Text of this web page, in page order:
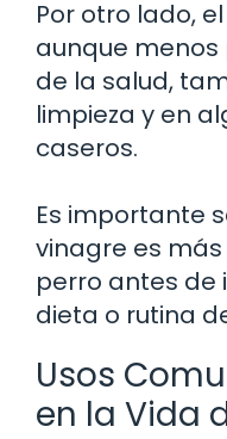
Por otro lado,
aunque
de la salud,
limpieza y en
caseros.
Es importante
vinagre es
perro antes de
dieta o rutina
Usos
en la Vida